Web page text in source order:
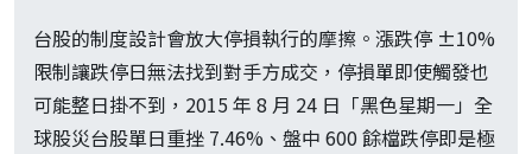
台股的制度設計會放大停損執行的摩擦。漲跌停 ±10%
限制讓跌停日無法找到對手方成交，停損單即使觸發也
可能整日掛不到，2015 年 8 月 24 日「黑色星期一」全
球股災台股單日重挫 7.46%、盤中 600 餘檔跌停即是極